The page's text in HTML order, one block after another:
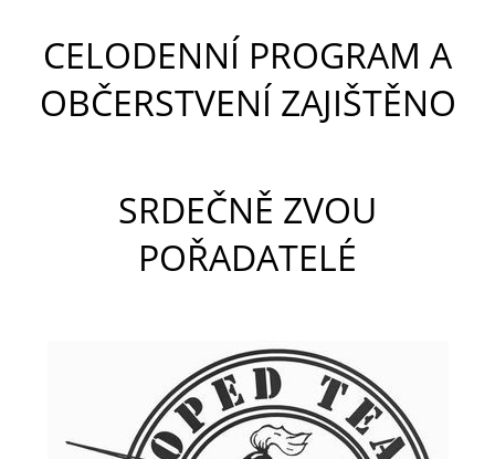
CELODENNÍ PROGRAM A
OBČERSTVENÍ ZAJIŠTĚNO
SRDEČNĚ ZVOU
POŘADATELÉ